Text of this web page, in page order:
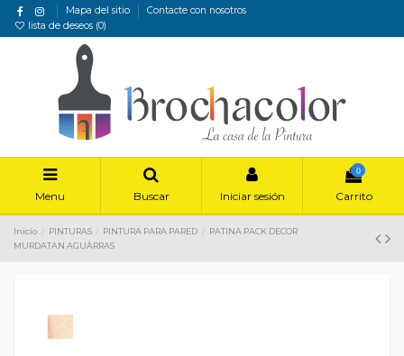
Mapa del sitio
Contacte con nosotros
lista de deseos (0)
Menu Buscar Iniciar sesión
0
Carrito
Inicio PINTURAS PINTURA PARA PARED
PATINA PACK DECOR
MURDATAN AGUÀRRAS